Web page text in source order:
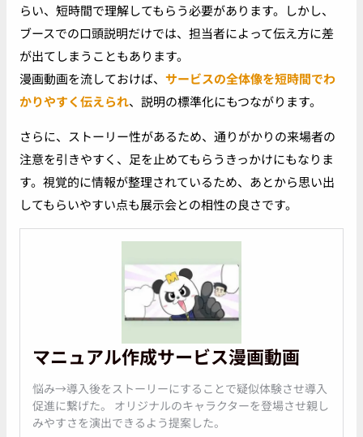
らい、短時間で理解してもらう必要があります。しかし、
ブースでの口頭説明だけでは、担当者によって伝え方に差
が出てしまうこともあります。
漫画動画を流しておけば、 サービスの全体像を短時間でわ
かりやすく伝えられ、説明の標準化にもつながります。
さらに、ストーリー性があるため、通りがかりの来場者の
注意を引きやすく、足を止めてもらうきっかけにもなりま
す。視覚的に情報が整理されているため、あとから思い出
してもらいやすい点も展示会との相性の良さです。
マニュアル作成サービス漫画動画
悩み→導入後をストーリーにすることで疑似体験させ導入
促進に繋げた。 オリジナルのキャラクターを登場させ親し
みやすさを演出できるよう提案した。